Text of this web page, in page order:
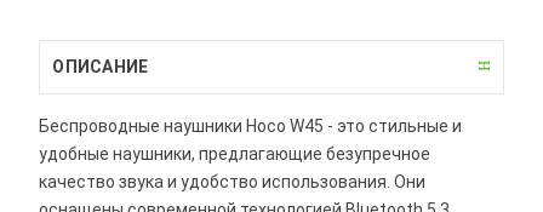
ОПИСАНИЕ
Беспроводные наушники Hoco W45 - это стильные и
удобные наушники, предлагающие безупречное
качество звука и удобство использования. Они